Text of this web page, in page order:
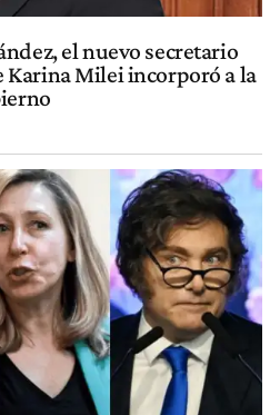
el nuevo secretario
Karina Milei incorporó a la